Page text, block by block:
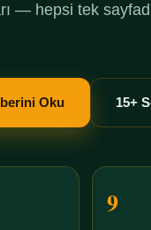
— hepsi tek
Oku 15+
9